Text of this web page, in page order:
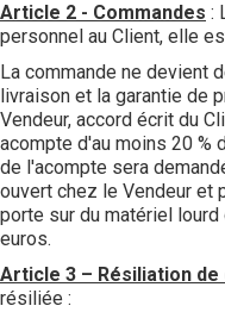
Article 2 - Commandes :
personnel au Client, elle
La commande ne devient
livraison et la garantie de
Vendeur, accord écrit du
acompte d'au moins 20 %
de l'acompte sera
ouvert chez le Vendeur et
porte sur du matériel
euros.
Article 3 – Résiliation de
résiliée :